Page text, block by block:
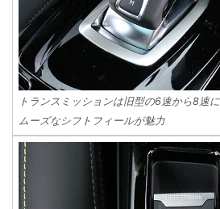
トランスミッションは旧型の6速から8速
ムーズなシフトフィールが魅力